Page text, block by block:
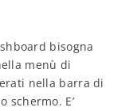
bisogna
menù di
nella barra di
schermo. E’